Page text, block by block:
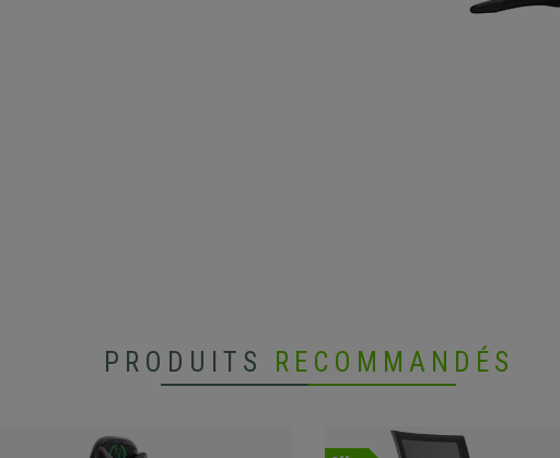
PRODUITS RECOMMANDÉS